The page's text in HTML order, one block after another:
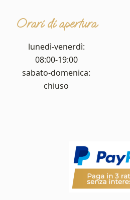
Orari di apertura
lunedì-venerdì:
08:00-19:00
sabato-domenica:
chiuso